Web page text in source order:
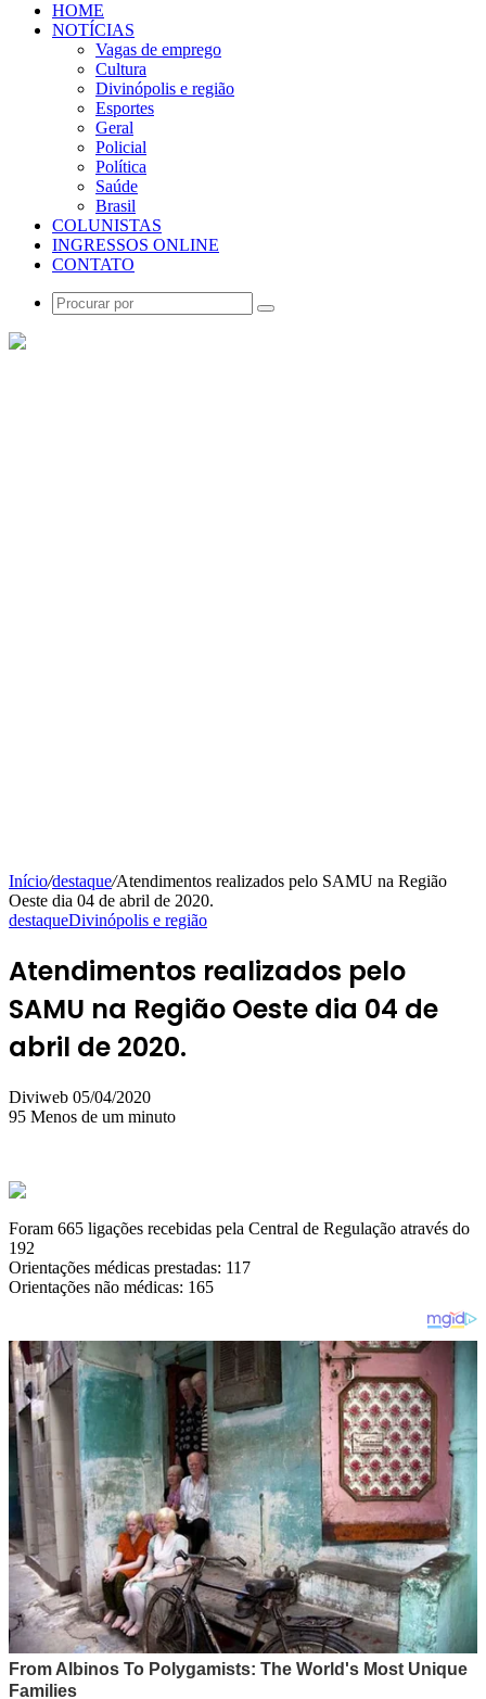
HOME
NOTÍCIAS
Vagas de emprego
Cultura
Divinópolis e região
Esportes
Geral
Policial
Política
Saúde
Brasil
COLUNISTAS
INGRESSOS ONLINE
CONTATO
Procurar
Início/destaque/Atendimentos realizados pelo SAMU na Região
Oeste dia 04 de abril de 2020.
destaqueDivinópolis e região
Atendimentos realizados pelo
SAMU na Região Oeste dia 04 de
abril de 2020.
Diviweb Mande
um
05/04/2020
95 Menos de um minuto
Foram 665 ligações recebidas pela Central de Regulação através do
192
Orientações médicas prestadas: 117
Orientações não médicas: 165